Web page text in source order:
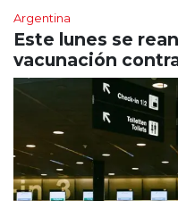
Argentina
Este lunes se
vacunación